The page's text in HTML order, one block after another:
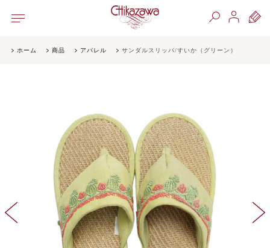
ホーム 商品 アパレル サンダルスリッパ/すいか（グリーン）